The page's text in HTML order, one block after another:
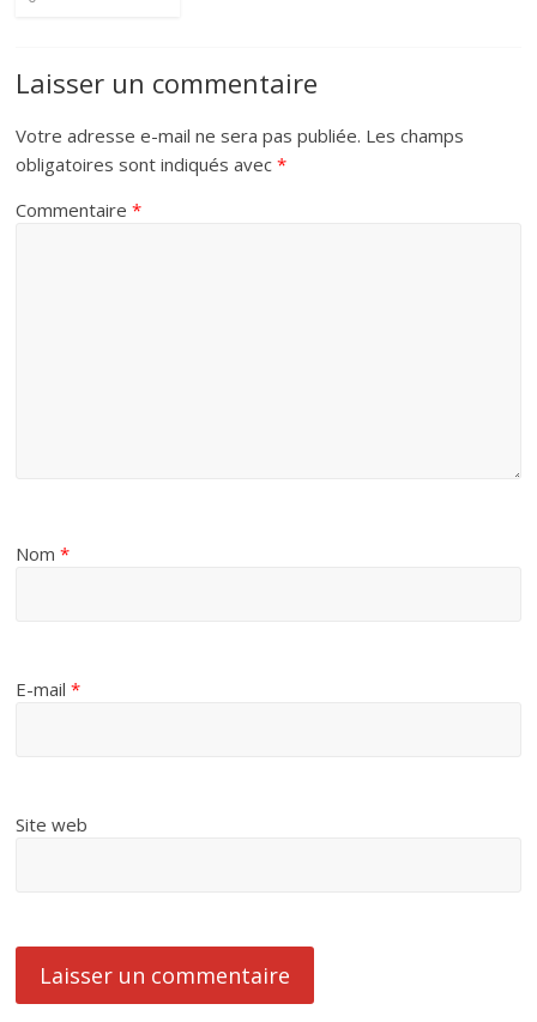
Laisser un commentaire
Votre adresse e-mail ne sera pas publiée. Les champs
obligatoires sont indiqués avec*
Commentaire*
Nom*
E-mail*
Site web